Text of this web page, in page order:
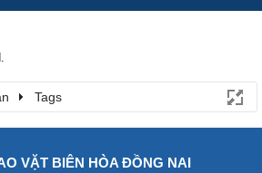
Tags
VẶT BIÊN HÒA ĐỒNG NAI